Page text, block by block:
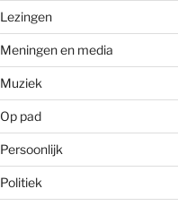
Lezingen
Meningen en media
Muziek
Op pad
Persoonlijk
Politiek